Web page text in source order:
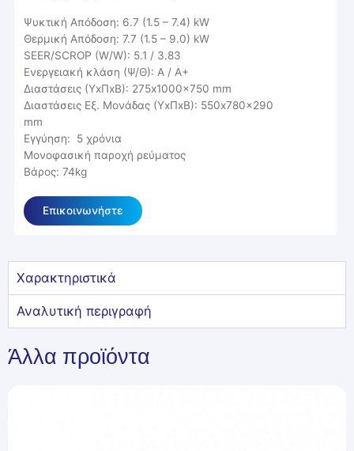
Ψυκτική Απόδοση: 6.7 (1.5 – 7.4) kW
Θερμική Απόδοση: 7.7 (1.5 – 9.0) kW
SEER/SCROP (W/W): 5.1 / 3.83
Ενεργειακή κλάση (Ψ/Θ): A / A+
∆ιαστάσεις (ΥxΠxΒ): 275x1000x750 mm
∆ιαστάσεις Εξ. Μονάδας (ΥxΠxΒ): 550x780x290
mm
Εγγύηση: 5 χρόνια
Μονοφασική παροχή ρεύματος
Βάρος: 74kg
Επικοινωνήστε
Χαρακτηριστικά
Αναλυτική περιγραφή
Άλλα προϊόντα